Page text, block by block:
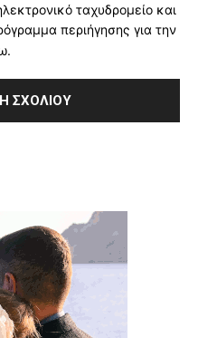
ταχυδρομείο και
περιήγησης για την